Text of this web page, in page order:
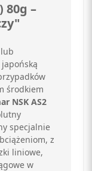
80g –
środkiem
NSK AS2
specjalnie
z
liniowe,
w